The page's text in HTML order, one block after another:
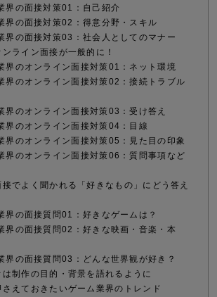
界の面接対策01：自己紹介
界の面接対策02：得意分野・スキル
界の面接対策03：社会人としてのマナー
ライン面接が一般的に！
界のオンライン面接対策01：ネット環境
界のオンライン面接対策02：接続トラブル
界のオンライン面接対策03：受け答え
界のオンライン面接対策04：目線
界のオンライン面接対策05：見た目の印象
界のオンライン面接対策06：質問事項など
でよく聞かれる「好きなもの」にどう答え
界の面接質問01：好きなゲームは？
界の面接質問02：好きな映画・音楽・本
界の面接質問03：どんな世界観が好き？
制作の目的・背景を語れるように
えておきたいゲーム業界のトレンド